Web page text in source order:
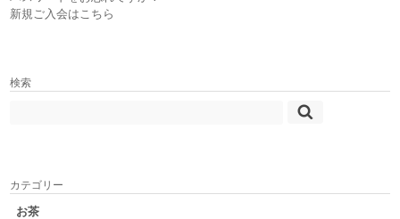
新規ご入会はこちら
検索
カテゴリー
お茶